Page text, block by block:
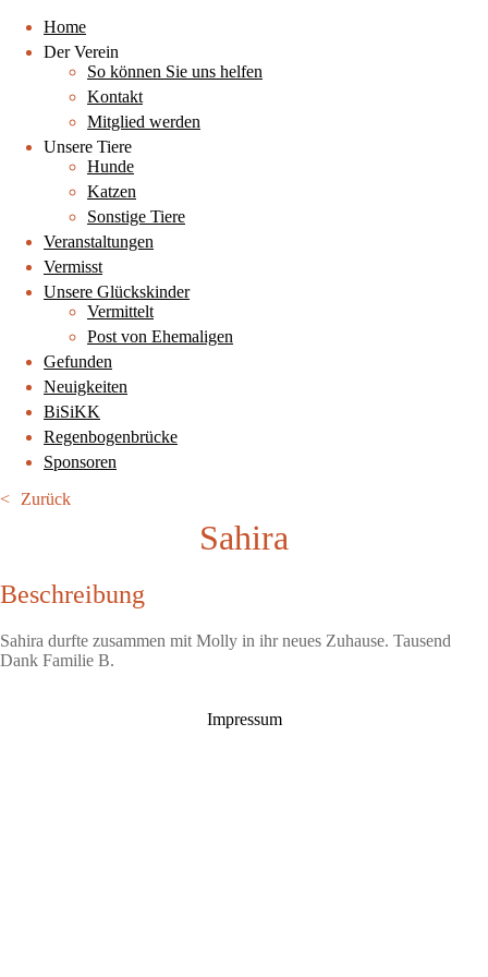
Home
Der Verein
So können Sie uns helfen
Kontakt
Mitglied werden
Unsere Tiere
Hunde
Katzen
Sonstige Tiere
Veranstaltungen
Vermisst
Unsere Glückskinder
Vermittelt
Post von Ehemaligen
Gefunden
Neuigkeiten
BiSiKK
Regenbogenbrücke
Sponsoren
Zurück
Sahira
Beschreibung
Sahira durfte zusammen mit Molly in ihr neues Zuhause. Tausend
Dank Familie B.
Impressum